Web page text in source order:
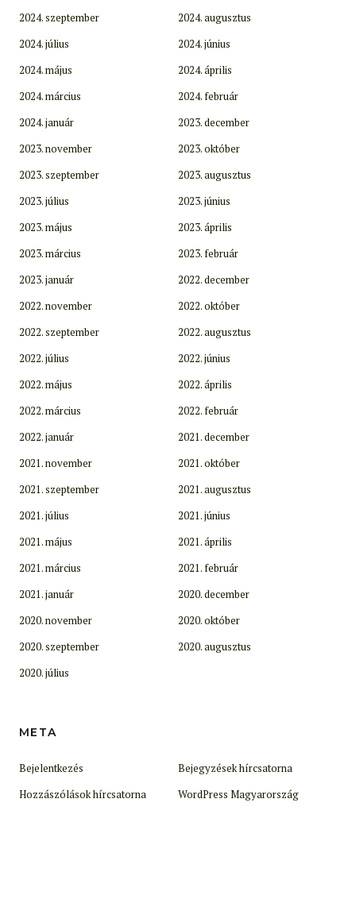
2024. szeptember
2024. augusztus
2024. július
2024. június
2024. május
2024. április
2024. március
2024. február
2024. január
2023. december
2023. november
2023. október
2023. szeptember
2023. augusztus
2023. július
2023. június
2023. május
2023. április
2023. március
2023. február
2023. január
2022. december
2022. november
2022. október
2022. szeptember
2022. augusztus
2022. július
2022. június
2022. május
2022. április
2022. március
2022. február
2022. január
2021. december
2021. november
2021. október
2021. szeptember
2021. augusztus
2021. július
2021. június
2021. május
2021. április
2021. március
2021. február
2021. január
2020. december
2020. november
2020. október
2020. szeptember
2020. augusztus
2020. július
META
Bejelentkezés
Bejegyzések hírcsatorna
Hozzászólások hírcsatorna
WordPress Magyarország